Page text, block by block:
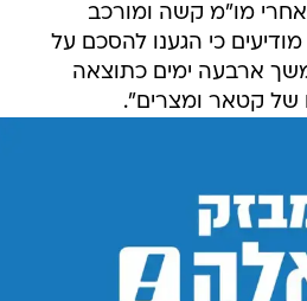
מו"מ קשה ומורכב
כי הגענו להסכם על
ארבעה ימים כתוצאה
של קטאר ומצרים".